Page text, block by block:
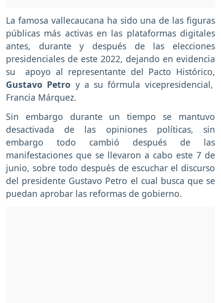
La famosa vallecaucana ha sido una de las figuras
públicas más activas en las plataformas digitales
antes, durante y después de las elecciones
presidenciales de este 2022, dejando en evidencia
su apoyo al representante del Pacto Histórico,
Gustavo Petro y a su fórmula vicepresidencial,
Francia Márquez.
Sin embargo durante un tiempo se mantuvo
desactivada de las opiniones políticas, sin
embargo todo cambió después de las
manifestaciones que se llevaron a cabo este 7 de
junio, sobre todo después de escuchar el discurso
del presidente Gustavo Petro el cual busca que se
puedan aprobar las reformas de gobierno.